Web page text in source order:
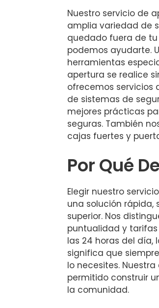
Nuestro servicio de
amplia variedad de
quedado fuera de
podemos ayudarte.
herramientas
apertura se realice
ofrecemos servicios
de sistemas de
mejores prácticas
seguras. También
cajas fuertes y
Por Qué
Elegir nuestro
una solución
superior. Nos
puntualidad y
las 24 horas del día,
significa que
lo necesites.
permitido construir
la comunidad.